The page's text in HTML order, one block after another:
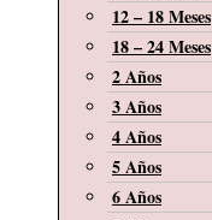
12 – 18 Meses
18 – 24 Meses
2 Años
3 Años
4 Años
5 Años
6 Años